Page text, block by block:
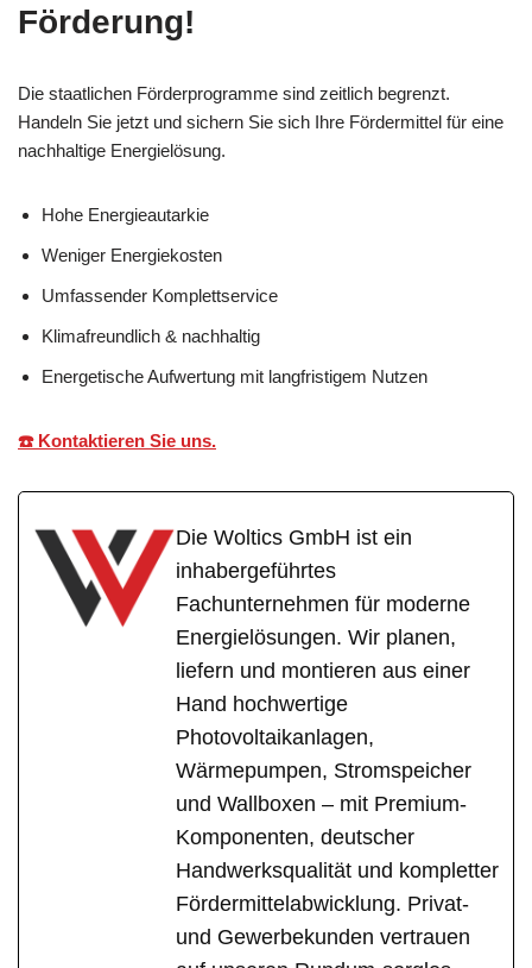
Förderung!
Die staatlichen Förderprogramme sind zeitlich begrenzt.
Handeln Sie jetzt und sichern Sie sich Ihre Fördermittel für eine
nachhaltige Energielösung.
Hohe Energieautarkie
Weniger Energiekosten
Umfassender Komplettservice
Klimafreundlich & nachhaltig
Energetische Aufwertung mit langfristigem Nutzen
☎️ Kontaktieren Sie uns.
Die Woltics GmbH ist ein
inhabergeführtes
Fachunternehmen für moderne
Energielösungen. Wir planen,
liefern und montieren aus einer
Hand hochwertige
Photovoltaikanlagen,
Wärmepumpen, Stromspeicher
und Wallboxen – mit Premium-
Komponenten, deutscher
Handwerksqualität und kompletter
Fördermittelabwicklung. Privat-
und Gewerbekunden vertrauen